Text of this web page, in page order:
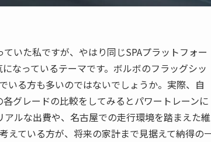
いた私ですが、やはり同じSPAプラットフォー
なっているテーマです。ボルボのフラッグシッ
いる方も多いのではないでしょうか。実際、自
グレードの比較をしてみるとパワートレーンに
ルな出費や、名古屋での走行環境を踏まえた維
えている方が、将来の家計まで見据えて納得の